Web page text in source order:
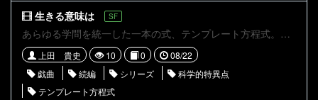
生きる意味は SF
あらゆる学問を統一した一本の式、テンプレート方程式。それをAIが読み込んだことで起きた科学的特異点。それは、人間すらも最適化された世界だった。 エミリーがリタと刺し違え、双方が亡くなったというニュースは瞬く間に、両陣営に広まった。攘夷軍陣営はボンドの弔い合戦の号令により、兵士の士気が今はまで以上に高まっていた。かたや人類解放軍陣営はリーダーであり、心のよりどころでもあったリタを失ったことで力を失う。それから半年後。人類解放軍は壊滅寸前まで追い込まれていた その頃、町外れのエミリー姉妹の生家では。
上田 貴史 10 0
08/22
戯曲
続編 シリーズ
科学的特異点
テンプレート方程式